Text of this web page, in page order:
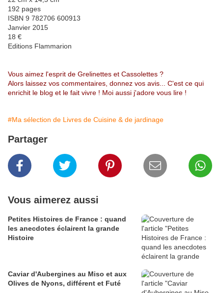
192 pages
ISBN 9 782706 600913
Janvier 2015
18 €
Editions Flammarion
Vous aimez l'esprit de Grelinettes et Cassolettes ?
Alors laissez vos commentaires, donnez vos avis... C'est ce qui
enrichit le blog et le fait vivre ! Moi aussi j'adore vous lire !
#Ma sélection de Livres de Cuisine & de jardinage
Partager
Vous aimerez aussi
Petites Histoires de France : quand
les anecdotes éclairent la grande
Histoire
Caviar d'Aubergines au Miso et aux
Olives de Nyons, différent et Futé